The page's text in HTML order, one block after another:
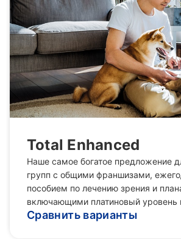
Total Enhanced
Наше самое богатое предложение
групп с общими франшизами,
пособием по лечению зрения и
включающими платиновый уровень
Сравнить варианты